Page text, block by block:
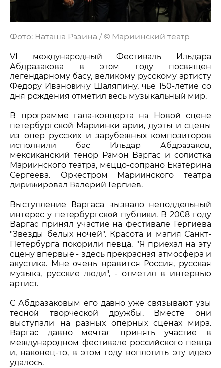
Фото: Наташа Разина / © Мариинский театр
VI международный Фестиваль Ильдара
Абдразакова в этом году посвящен
легендарному басу, великому русскому артисту
Федору Ивановичу Шаляпину, чье 150-летие со
дня рождения отметил весь музыкальный мир.
В программе гала-концерта на Новой сцене
петербургской Мариинки арии, дуэты и сцены
из опер русских и зарубежных композиторов
исполнили бас Ильдар Абдразаков,
мексиканский тенор Рамон Варгас и солистка
Мариинского театра, меццо-сопрано Екатерина
Сергеева. Оркестром Мариинского театра
дирижировал Валерий Гергиев.
Выступление Варгаса вызвало неподдельный
интерес у петербургской публики. В 2008 году
Варгас принял участие на фестивале Гергиева
"Звезды белых ночей". Красота и магия Санкт-
Петербурга покорили певца. "Я приехал на эту
сцену впервые - здесь прекрасная атмосфера и
акустика. Мне очень нравится Россия, русская
музыка, русские люди", - отметил в интервью
артист.
С Абдразаковым его давно уже связывают узы
тесной творческой дружбы. Вместе они
выступали на разных оперных сценах мира.
Варгас давно мечтал принять участие в
международном фестивале российского певца
и, наконец-то, в этом году воплотить эту идею
удалось.